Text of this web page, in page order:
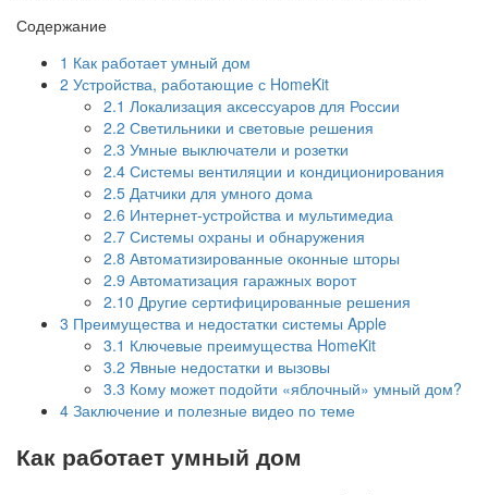
Содержание
1 Как работает умный дом
2 Устройства, работающие с HomeKit
2.1 Локализация аксессуаров для России
2.2 Светильники и световые решения
2.3 Умные выключатели и розетки
2.4 Системы вентиляции и кондиционирования
2.5 Датчики для умного дома
2.6 Интернет-устройства и мультимедиа
2.7 Системы охраны и обнаружения
2.8 Автоматизированные оконные шторы
2.9 Автоматизация гаражных ворот
2.10 Другие сертифицированные решения
3 Преимущества и недостатки системы Apple
3.1 Ключевые преимущества HomeKit
3.2 Явные недостатки и вызовы
3.3 Кому может подойти «яблочный» умный дом?
4 Заключение и полезные видео по теме
Как работает умный дом